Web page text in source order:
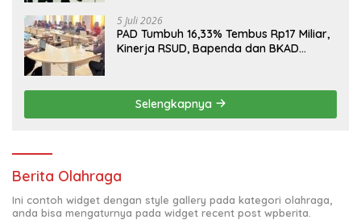
5 Juli 2026
PAD Tumbuh 16,33% Tembus Rp17 Miliar,
Kinerja RSUD, Bapenda dan BKAD
Selengkapnya
Berita Olahraga
Ini contoh widget dengan style gallery pada kategori olahraga,
anda bisa mengaturnya pada widget recent post wpberita.